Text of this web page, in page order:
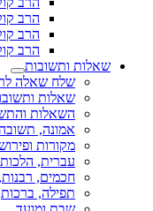
הרב
הרב
הרב
שאלות ותשובות
שלח שאלה
שאלות
השאלות
אמונה,
מקורות
עברית,
חכמים,
תפילה,